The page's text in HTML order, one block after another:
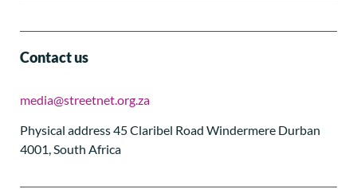
Contact us
media@streetnet.org.za
Physical address 45 Claribel Road Windermere Durban
4001, South Africa